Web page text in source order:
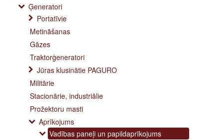
Ģeneratori
Portatīvie
Metināšanas
Gāzes
Traktorģeneratori
Jūras klusinātie PAGURO
Militārie
Stacionārie, industriālie
Prožektoru masti
Aprīkojums
Vadības paneļi un papildaprīkojums